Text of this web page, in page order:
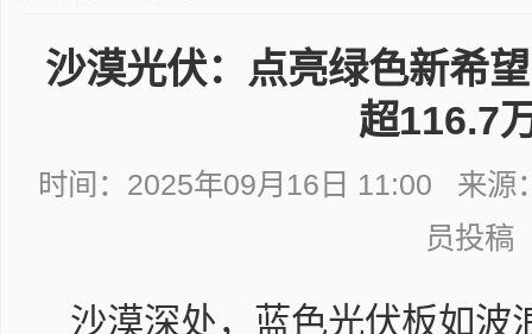
沙漠光伏：点亮绿色新希
超116.7
时间：2025年09月16日 11:00 来
员投稿
沙漠深处，蓝色光伏板如波